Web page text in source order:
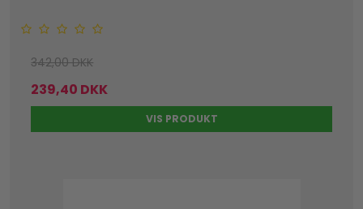
342,00 DKK
239,40 DKK
VIS PRODUKT